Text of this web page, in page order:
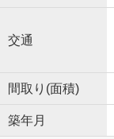
交通
間取り(面積)
築年月